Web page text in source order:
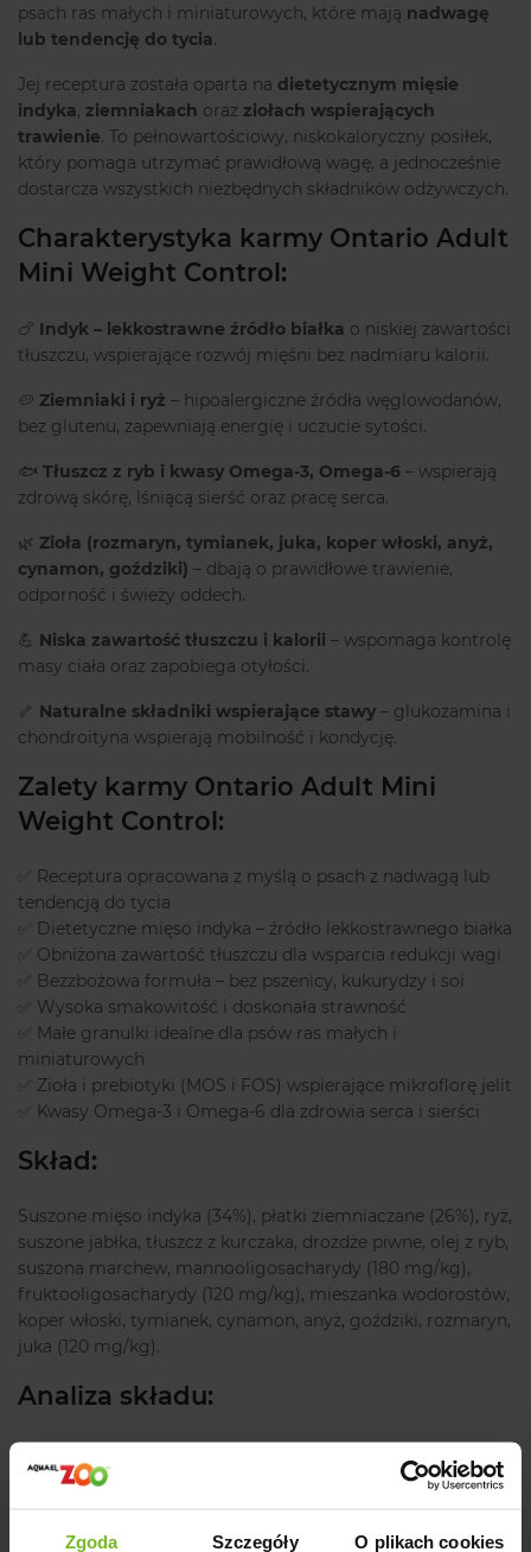
Zgoda Szczegóły O plikach cookies
psach ras małych i miniaturowych, które mają nadwagę
lub tendencję do tycia.
Jej receptura została oparta na dietetycznym mięsie
indyka, ziemniakach oraz ziołach wspierających
trawienie. To pełnowartościowy, niskokaloryczny posiłek,
który pomaga utrzymać prawidłową wagę, a jednocześnie
dostarcza wszystkich niezbędnych składników odżywczych.
Charakterystyka karmy Ontario Adult
Mini Weight Control:
🍗 Indyk – lekkostrawne źródło białka o niskiej zawartości
tłuszczu, wspierające rozwój mięśni bez nadmiaru kalorii.
🥔 Ziemniaki i ryż – hipoalergiczne źródła węglowodanów,
bez glutenu, zapewniają energię i uczucie sytości.
🐟 Tłuszcz z ryb i kwasy Omega-3, Omega-6 – wspierają
zdrową skórę, lśniącą sierść oraz pracę serca.
🌿 Zioła (rozmaryn, tymianek, juka, koper włoski, anyż,
cynamon, goździki) – dbają o prawidłowe trawienie,
odporność i świeży oddech.
💪 Niska zawartość tłuszczu i kalorii – wspomaga kontrolę
masy ciała oraz zapobiega otyłości.
🦴 Naturalne składniki wspierające stawy – glukozamina i
chondroityna wspierają mobilność i kondycję.
Zalety karmy Ontario Adult Mini
Weight Control:
✅ Receptura opracowana z myślą o psach z nadwagą lub
tendencją do tycia
✅ Dietetyczne mięso indyka – źródło lekkostrawnego białka
✅ Obniżona zawartość tłuszczu dla wsparcia redukcji wagi
✅ Bezzbożowa formuła – bez pszenicy, kukurydzy i soi
✅ Wysoka smakowitość i doskonała strawność
✅ Małe granulki idealne dla psów ras małych i
miniaturowych
✅ Zioła i prebiotyki (MOS i FOS) wspierające mikroflorę jelit
✅ Kwasy Omega-3 i Omega-6 dla zdrowia serca i sierści
Skład:
Suszone mięso indyka (34%), płatki ziemniaczane (26%), ryż,
suszone jabłka, tłuszcz z kurczaka, drożdże piwne, olej z ryb,
suszona marchew, mannooligosacharydy (180 mg/kg),
fruktooligosacharydy (120 mg/kg), mieszanka wodorostów,
koper włoski, tymianek, cynamon, anyż, goździki, rozmaryn,
juka (120 mg/kg).
Analiza składu:
Włókno surowe – 2,5%